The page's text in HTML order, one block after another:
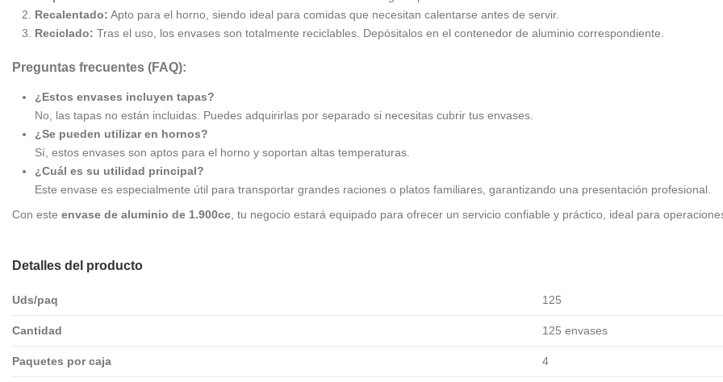
Recalentado: Apto para el horno, siendo ideal para comidas que necesitan calentarse antes de servir.
Reciclado: Tras el uso, los envases son totalmente reciclables. Depósitalos en el contenedor de aluminio correspondiente.
Preguntas frecuentes (FAQ):
¿Estos envases incluyen tapas?
No, las tapas no están incluidas. Puedes adquirirlas por separado si necesitas cubrir tus envases.
¿Se pueden utilizar en hornos?
Sí, estos envases son aptos para el horno y soportan altas temperaturas.
¿Cuál es su utilidad principal?
Este envase es especialmente útil para transportar grandes raciones o platos familiares, garantizando una presentación profesional.
Con este envase de aluminio de 1.900cc , tu negocio estará equipado para ofrecer un servicio confiable y práctico, ideal para
Detalles del producto
Uds/paq 125
Cantidad 125 envases
Paquetes por caja 4